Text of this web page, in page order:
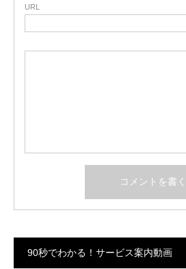
URL
90秒でわかる！サービス案内動画